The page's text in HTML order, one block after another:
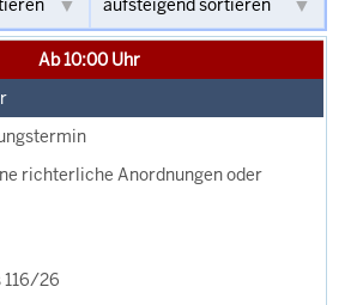
Ab 10:00 Uhr
richterliche Anordnungen oder
116/26